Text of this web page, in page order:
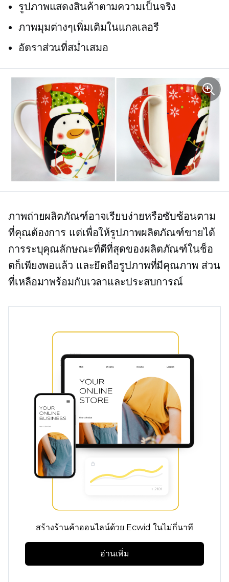
รูปภาพแสดงสินค้าตามความเป็นจริง
ภาพมุมต่างๆเพิ่มเติมในแกลเลอรี
อัตราส่วนที่สม่ำเสมอ
ภาพถ่ายผลิตภัณฑ์อาจเรียบง่ายหรือซับซ้อนตาม
ที่คุณต้องการ แต่เพื่อให้รูปภาพผลิตภัณฑ์ขายได้
การระบุคุณลักษณะที่ดีที่สุดของผลิตภัณฑ์ในช็อ
ตก็เพียงพอแล้ว และยึดถือรูปภาพที่มีคุณภาพ ส่วน
ที่เหลือมาพร้อมกับเวลาและประสบการณ์
สร้างร้านค้าออนไลน์ด้วย Ecwid ในไม่กี่นาที
อ่านเพิ่ม